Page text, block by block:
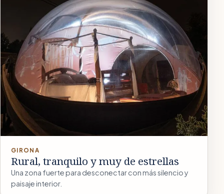
GIRONA
Rural, tranquilo y muy de estrellas
Una zona fuerte para desconectar con más silencio y
paisaje interior.